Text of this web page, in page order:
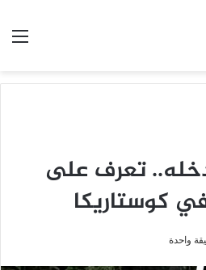
تعرف على
كوستاريكا
واحدة